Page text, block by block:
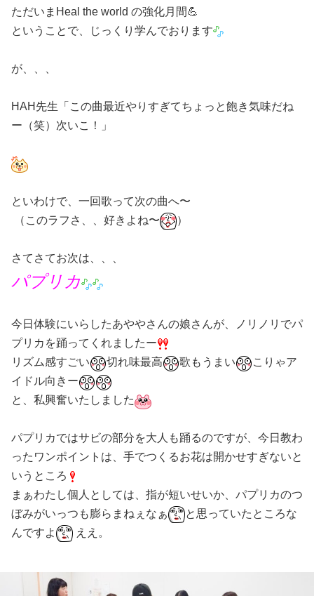
ただいまHeal the world の強化月間💪
ということで、じっくり学んでおります
が、、、
HAH先生「この曲最近やりすぎてちょっと飽き気味だね
ー（笑）次いこ！」
といわけで、一回歌って次の曲へ〜
（このラフさ、、好きよね〜
）
さてさてお次は、、、
パプリカ
今日体験にいらしたあややさんの娘さんが、ノリノリでパ
プリカを踊ってくれましたー
リズム感すごい
切れ味最高 歌もうまい こりゃア
イドル向きー
と、私興奮いたしました
パプリカではサビの部分を大人も踊るのですが、今日教わ
ったワンポイントは、手でつくるお花は開かせすぎないと
いうところ
まぁわたし個人としては、指が短いせいか、パプリカのつ
ぼみがいっつも膨らまねぇなぁ
と思っていたところな
んですよ
ええ。